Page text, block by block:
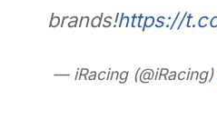
brands!https://
— iRacing (@iRacing)